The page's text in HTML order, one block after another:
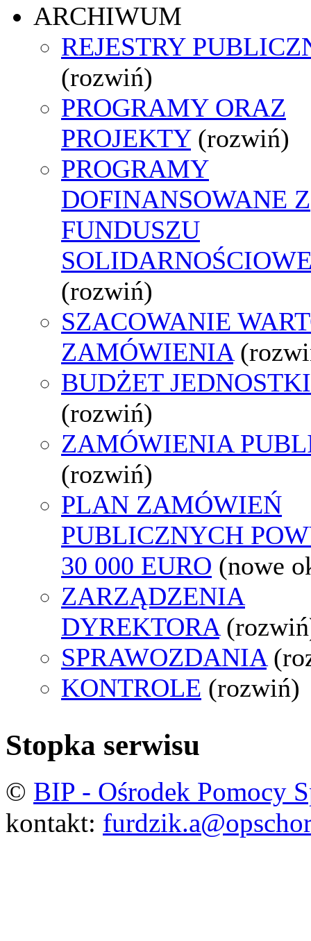
ARCHIWUM
REJESTRY
(rozwiń)
PROGRAMY ORAZ
PROJEKTY (rozwiń)
PROGRAMY
DOFINANSOWANE Z
FUNDUSZU
(rozwiń)
SZACOWANIE
ZAMÓWIENIA
BUDŻET JEDNOSTKI
(rozwiń)
ZAMÓWIENIA
(rozwiń)
PLAN ZAMÓWIEŃ
PUBLICZNYCH
30 000 EURO (nowe
ZARZĄDZENIA
DYREKTORA
SPRAWOZDANIA
KONTROLE (rozwiń)
Stopka serwisu
© BIP - Ośrodek Pomocy
kontakt: